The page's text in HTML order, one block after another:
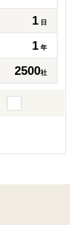
1 日
1 年
2500社